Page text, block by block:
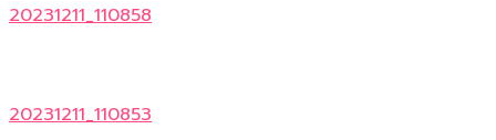
20231211_110858
20231211_110853